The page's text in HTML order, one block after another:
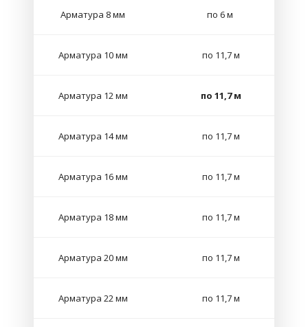
Арматура 8 мм по 6 м
Арматура 10 мм по 11,7 м
Арматура 12 мм по 11,7 м
Арматура 14 мм по 11,7 м
Арматура 16 мм по 11,7 м
Арматура 18 мм по 11,7 м
Арматура 20 мм по 11,7 м
Арматура 22 мм по 11,7 м